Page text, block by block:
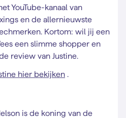
YouTube-kanaal van
en de allernieuwste
Kortom: wil jij een
een slimme shopper en
review van Justine.
hier bekijken .
is de koning van de